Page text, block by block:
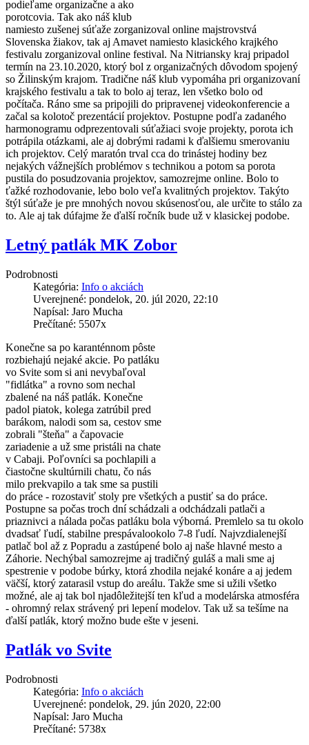
podieľame organizačne a ako
porotcovia. Tak ako náš klub
namiesto zušenej súťaže zorganizoval online majstrovstvá
Slovenska žiakov, tak aj Amavet namiesto klasického krajkého
festivalu zorganizoval online festival. Na Nitriansky kraj pripadol
termín na 23.10.2020, ktorý bol z organizačných dôvodom spojený
so Žilinským krajom. Tradične náš klub vypomáha pri organizovaní
krajského festivalu a tak to bolo aj teraz, len všetko bolo od
počítača. Ráno sme sa pripojili do pripravenej videokonferencie a
začal sa kolotoč prezentácií projektov. Postupne podľa zadaného
harmonogramu odprezentovali súťažiaci svoje projekty, porota ich
potrápila otázkami, ale aj dobrými radami k ďalšiemu smerovaniu
ich projektov. Celý maratón trval cca do trinástej hodiny bez
nejakých vážnejších problémov s technikou a potom sa porota
pustila do posudzovania projektov, samozrejme online. Bolo to
ťažké rozhodovanie, lebo bolo veľa kvalitných projektov. Takýto
štýl súťaže je pre mnohých novou skúsenosťou, ale určite to stálo za
to. Ale aj tak dúfajme že ďalší ročník bude už v klasickej podobe.
Letný patlák MK Zobor
Podrobnosti
Kategória: Info o akciách
Uverejnené: pondelok, 20. júl 2020, 22:10
Napísal: Jaro Mucha
Prečítané: 5507x
Konečne sa po karanténnom pôste
rozbiehajú nejaké akcie. Po patláku
vo Svite som si ani nevybaľoval
"fidlátka" a rovno som nechal
zbalené na náš patlák. Konečne
padol piatok, kolega zatrúbil pred
barákom, nalodi som sa, cestov sme
zobrali "šteňa" a čapovacie
zariadenie a už sme pristáli na chate
v Cabaji. Poľovníci sa pochlapili a
čiastočne skultúrnili chatu, čo nás
milo prekvapilo a tak sme sa pustili
do práce - rozostaviť stoly pre všetkých a pustiť sa do práce.
Postupne sa počas troch dní schádzali a odchádzali patlači a
priaznivci a nálada počas patláku bola výborná. Premlelo sa tu okolo
dvadsať ľudí, stabilne prespávalookolo 7-8 ľudí. Najvzdialenejší
patlač bol až z Popradu a zastúpené bolo aj naše hlavné mesto a
Záhorie. Nechýbal samozrejme aj tradičný guláš a mali sme aj
spestrenie v podobe búrky, ktorá zhodila nejaké konáre a aj jedem
väčší, ktorý zatarasil vstup do areálu. Takže sme si užili všetko
možné, ale aj tak bol njadôležitejší ten kľud a modelárska atmosféra
- ohromný relax strávený pri lepení modelov. Tak už sa tešíme na
ďalší patlák, ktorý možno bude ešte v jeseni.
Patlák vo Svite
Podrobnosti
Kategória: Info o akciách
Uverejnené: pondelok, 29. jún 2020, 22:00
Napísal: Jaro Mucha
Prečítané: 5738x